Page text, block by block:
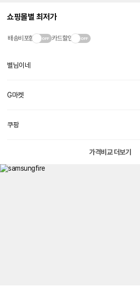
쇼핑몰별 최저가
배송비포함 카드할인
별님이네
G마켓
쿠팡
가격비교 더보기